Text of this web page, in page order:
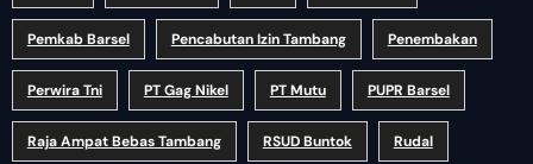
Pemkab Barsel Pencabutan Izin Tambang Penembakan
Perwira Tni PT Gag Nikel PT Mutu PUPR Barsel
Raja Ampat Bebas Tambang RSUD Buntok Rudal